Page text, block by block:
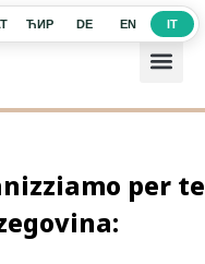
ЋИР DE EN IT
per te